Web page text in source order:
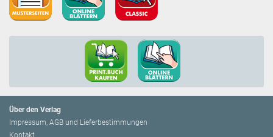
Über den Verlag
Impressum, AGB und Lieferbestimmungen
Kontakt